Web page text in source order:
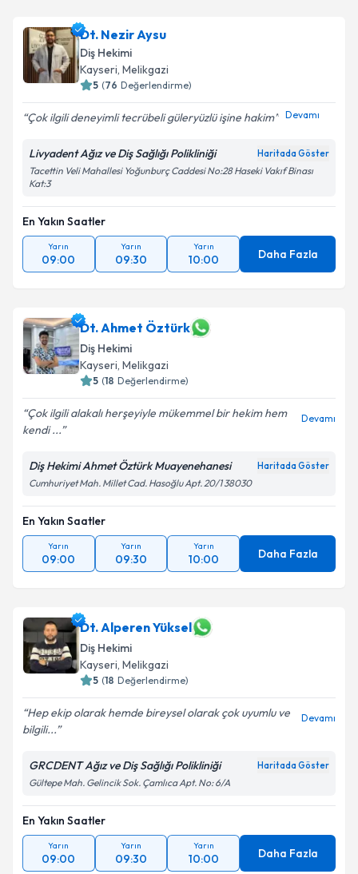
Dt. Nezir Aysu
Diş Hekimi
Kayseri, Melikgazi
5 (76 Değerlendirme)
Çok ilgili deneyimli tecrübeli güleryüzlü işine hakim Devamı
Livyadent Ağız ve Diş Sağlığı Polikliniği Haritada Göster
Tacettin Veli Mahallesi Yoğunburç Caddesi No:28 Haseki Vakıf Binası
Kat:3
En Yakın Saatler
Yarın
09:00
Yarın
09:30
Yarın
10:00 Daha Fazla
Dt. Ahmet Öztürk
Diş Hekimi
Kayseri, Melikgazi
5 (18 Değerlendirme)
Çok ilgili alakalı herşeyiyle mükemmel bir hekim hem
kendi ...
Devamı
Diş Hekimi Ahmet Öztürk Muayenehanesi Haritada Göster
Cumhuriyet Mah. Millet Cad. Hasoğlu Apt. 20/1 38030
En Yakın Saatler
Yarın
09:00
Yarın
09:30
Yarın
10:00 Daha Fazla
Dt. Alperen Yüksel
Diş Hekimi
Kayseri, Melikgazi
5 (18 Değerlendirme)
Hep ekip olarak hemde bireysel olarak çok uyumlu ve
bilgili...
Devamı
GRCDENT Ağız ve Diş Sağlığı Polikliniği Haritada Göster
Gültepe Mah. Gelincik Sok. Çamlıca Apt. No: 6/A
En Yakın Saatler
Yarın
09:00
Yarın
09:30
Yarın
10:00 Daha Fazla